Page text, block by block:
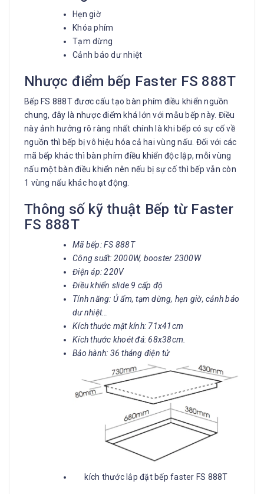
Hẹn giờ
Khóa phím
Tạm dừng
Cảnh báo dư nhiệt
Nhược điểm bếp Faster FS 888T
Bếp FS 888T đươc cấu tạo bàn phím điều khiển nguồn
chung, đây là nhược điểm khá lớn với mẫu bếp này. Điều
này ảnh hưởng rõ ràng nhất chính là khi bếp có sự cố về
nguồn thì bếp bị vô hiệu hóa cả hai vùng nấu. Đối với các
mã bếp khác thì bàn phím điều khiển độc lập, mỗi vùng
nấu một bàn điều khiển nên nếu bị sự cố thì bếp vẫn còn
1 vùng nấu khác hoạt động.
Thông số kỹ thuật Bếp từ Faster
FS 888T
Mã bếp: FS 888T
Công suất: 2000W, booster 2300W
Điện áp: 220V
Điều khiển slide 9 cấp độ
Tính năng: Ủ ấm, tạm dừng, hẹn giờ, cảnh báo
dư nhiệt…
Kích thước mặt kính: 71x41cm
Kích thước khoét đá: 68x38cm.
Bảo hành: 36 tháng điện tử
kích thước lắp đặt bếp faster FS 888T